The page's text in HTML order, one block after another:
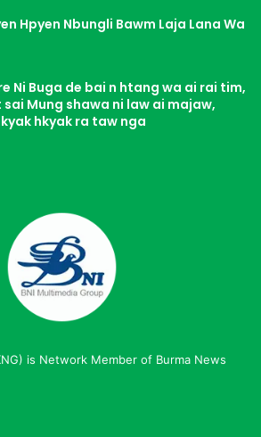
Hpyen Nbungli Bawm Laja Lana Wa
Ni Buga de bai n htang wa ai rai tim,
Mung shawa ni law ai majaw,
hkyak ra taw nga
is Network Member of Burma News